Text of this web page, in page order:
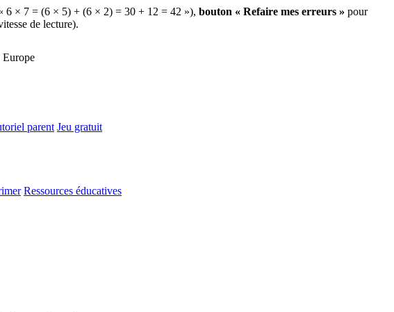
6 × 7 = (6 × 5) + (6 × 2) = 30 + 12 = 42 »), bouton « Refaire mes erreurs » pour
de lecture).
Europe
parent Jeu gratuit
Ressources éducatives